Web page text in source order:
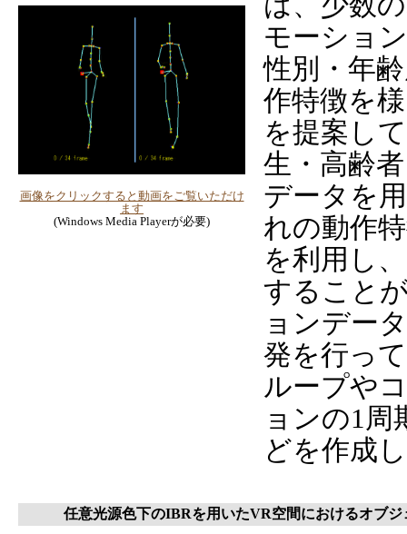
画像をクリックすると動画をご覧いただけ
ます
(Windows Media Playerが必要)
モーショ
性別・年
作特徴を
を提案し
生・高齢
データを
れの動作
を利用し
すること
ョンデー
発を行っ
ループや
ョンの1
どを作成
任意光源色下のIBRを用いたVR空間におけるオブジ